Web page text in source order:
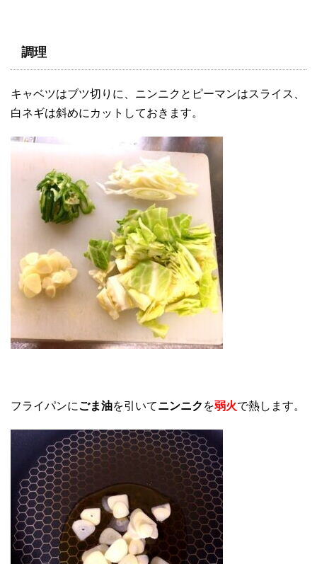
調理
キャベツはブツ切りに、ニンニクとピーマンはスライス、
白ネギは斜めにカットしておきます。
フライパンにごま油を引いてニンニク を弱火で熱します。